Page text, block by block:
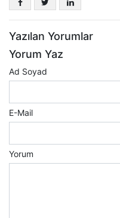
Yazılan Yorumlar
Yorum Yaz
Ad Soyad
E-Mail
Yorum